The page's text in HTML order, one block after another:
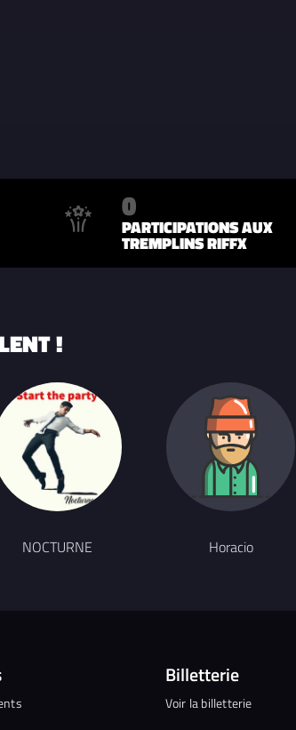
0
PARTICIPATIONS AUX
TREMPLINS RIFFX
!
NOCTURNE Horacio
Billetterie
Voir la billetterie